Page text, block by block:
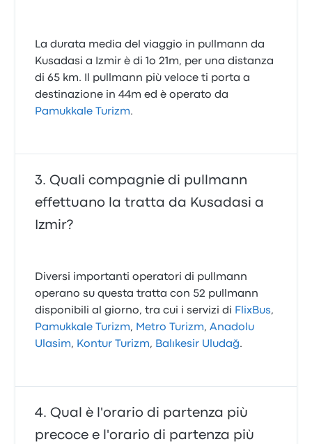
La durata media del viaggio in pullmann da
Kusadasi a Izmir è di 1o 21m, per una distanza
di 65 km. Il pullmann più veloce ti porta a
destinazione in 44m ed è operato da
Pamukkale Turizm.
Quali compagnie di pullmann
effettuano la tratta da Kusadasi a
Izmir?
Diversi importanti operatori di pullmann
operano su questa tratta con 52 pullmann
disponibili al giorno, tra cui i servizi di FlixBus,
Pamukkale Turizm, Metro Turizm,Anadolu
Ulasim, Kontur Turizm, Balıkesir Uludağ.
Qual è l'orario di partenza più
precoce e l'orario di partenza più